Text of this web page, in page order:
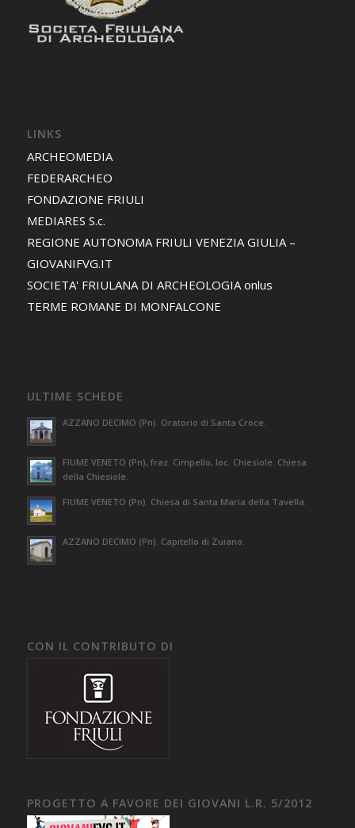
LINKS
ARCHEOMEDIA
FEDERARCHEO
FONDAZIONE FRIULI
MEDIARES S.c.
REGIONE AUTONOMA FRIULI VENEZIA GIULIA –
GIOVANIFVG.IT
SOCIETA' FRIULANA DI ARCHEOLOGIA onlus
TERME ROMANE DI MONFALCONE
ULTIME SCHEDE
AZZANO DECIMO (Pn). Oratorio di Santa Croce.
FIUME VENETO (Pn), fraz. Cimpello, loc. Chiesiole. Chiesa
della Chiesiole.
FIUME VENETO (Pn). Chiesa di Santa Maria della Tavella.
AZZANO DECIMO (Pn). Capitello di Zuiano.
CON IL CONTRIBUTO DI
PROGETTO A FAVORE DEI GIOVANI L.R. 5/2012